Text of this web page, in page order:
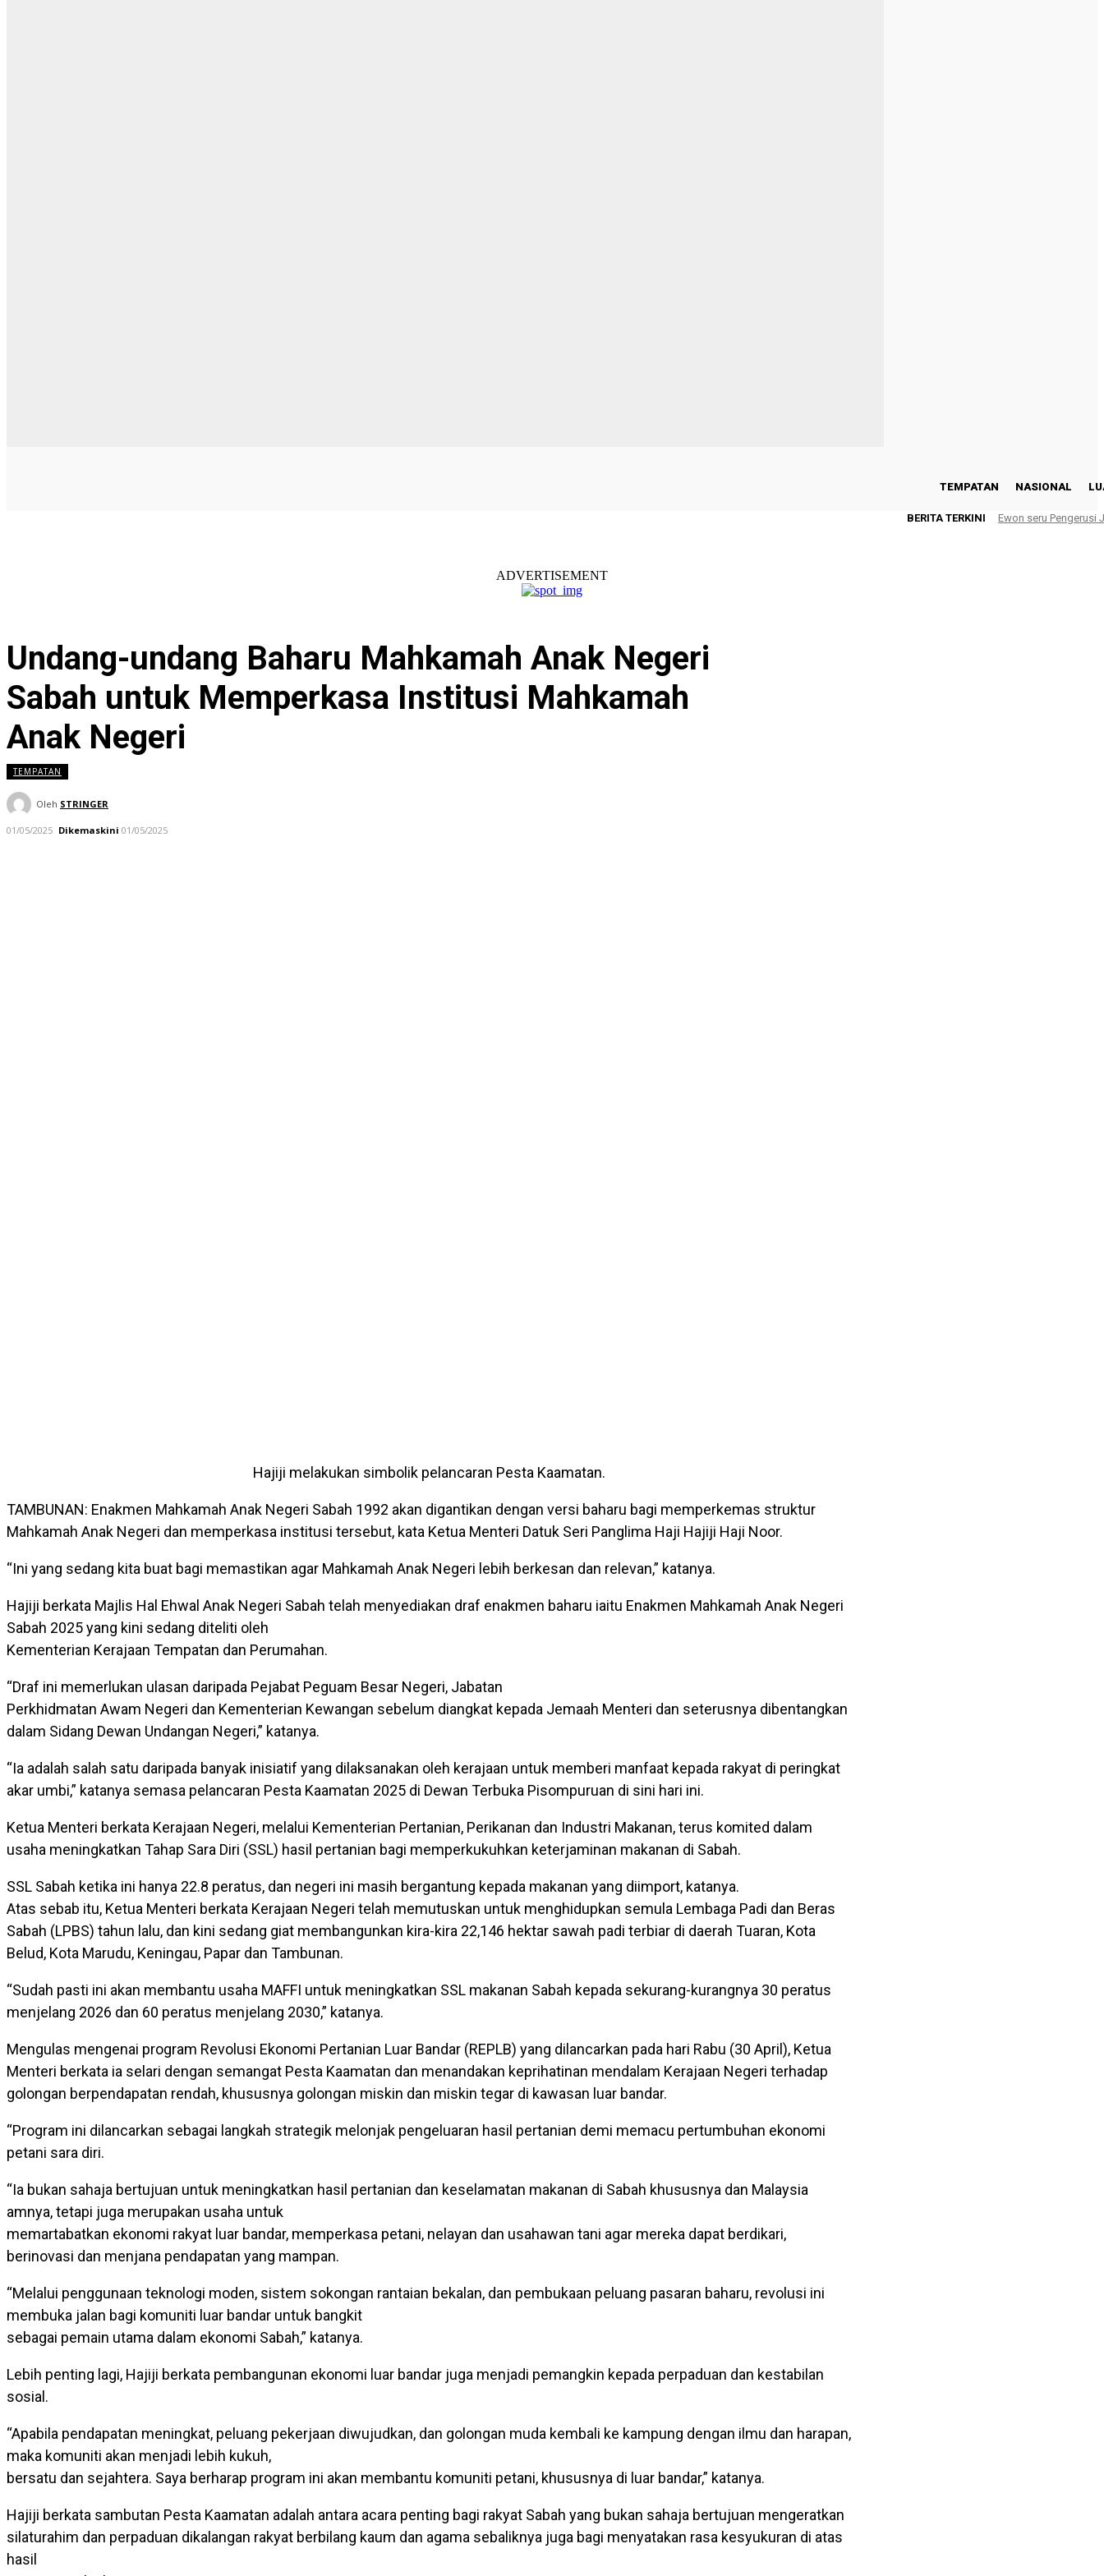
TEMPATAN NASIONAL
BERITA TERKINI Ewon seru Pengerusi
ADVERTISEMENT
Undang-undang Baharu Mahkamah Anak Negeri
Sabah untuk Memperkasa Institusi Mahkamah
Anak Negeri
TEMPATAN
Oleh STRINGER
01/05/2025 Dikemaskini 01/05/2025
Hajiji melakukan simbolik pelancaran Pesta Kaamatan.
TAMBUNAN: Enakmen Mahkamah Anak Negeri Sabah 1992 akan digantikan dengan versi baharu bagi memperkemas struktur
Mahkamah Anak Negeri dan memperkasa institusi tersebut, kata Ketua Menteri Datuk Seri Panglima Haji Hajiji Haji Noor.
“Ini yang sedang kita buat bagi memastikan agar Mahkamah Anak Negeri lebih berkesan dan relevan,” katanya.
Hajiji berkata Majlis Hal Ehwal Anak Negeri Sabah telah menyediakan draf enakmen baharu iaitu Enakmen Mahkamah Anak Negeri
Sabah 2025 yang kini sedang diteliti oleh
Kementerian Kerajaan Tempatan dan Perumahan.
“Draf ini memerlukan ulasan daripada Pejabat Peguam Besar Negeri, Jabatan
Perkhidmatan Awam Negeri dan Kementerian Kewangan sebelum diangkat kepada Jemaah Menteri dan seterusnya dibentangkan
dalam Sidang Dewan Undangan Negeri,” katanya.
“Ia adalah salah satu daripada banyak inisiatif yang dilaksanakan oleh kerajaan untuk memberi manfaat kepada rakyat di peringkat
akar umbi,” katanya semasa pelancaran Pesta Kaamatan 2025 di Dewan Terbuka Pisompuruan di sini hari ini.
Ketua Menteri berkata Kerajaan Negeri, melalui Kementerian Pertanian, Perikanan dan Industri Makanan, terus komited dalam
usaha meningkatkan Tahap Sara Diri (SSL) hasil pertanian bagi memperkukuhkan keterjaminan makanan di Sabah.
SSL Sabah ketika ini hanya 22.8 peratus, dan negeri ini masih bergantung kepada makanan yang diimport, katanya.
Atas sebab itu, Ketua Menteri berkata Kerajaan Negeri telah memutuskan untuk menghidupkan semula Lembaga Padi dan Beras
Sabah (LPBS) tahun lalu, dan kini sedang giat membangunkan kira-kira 22,146 hektar sawah padi terbiar di daerah Tuaran, Kota
Belud, Kota Marudu, Keningau, Papar dan Tambunan.
“Sudah pasti ini akan membantu usaha MAFFI untuk meningkatkan SSL makanan Sabah kepada sekurang-kurangnya 30 peratus
menjelang 2026 dan 60 peratus menjelang 2030,” katanya.
Mengulas mengenai program Revolusi Ekonomi Pertanian Luar Bandar (REPLB) yang dilancarkan pada hari Rabu (30 April), Ketua
Menteri berkata ia selari dengan semangat Pesta Kaamatan dan menandakan keprihatinan mendalam Kerajaan Negeri terhadap
golongan berpendapatan rendah, khususnya golongan miskin dan miskin tegar di kawasan luar bandar.
“Program ini dilancarkan sebagai langkah strategik melonjak pengeluaran hasil pertanian demi memacu pertumbuhan ekonomi
petani sara diri.
“Ia bukan sahaja bertujuan untuk meningkatkan hasil pertanian dan keselamatan makanan di Sabah khususnya dan Malaysia
amnya, tetapi juga merupakan usaha untuk
memartabatkan ekonomi rakyat luar bandar, memperkasa petani, nelayan dan usahawan tani agar mereka dapat berdikari,
berinovasi dan menjana pendapatan yang mampan.
“Melalui penggunaan teknologi moden, sistem sokongan rantaian bekalan, dan pembukaan peluang pasaran baharu, revolusi ini
membuka jalan bagi komuniti luar bandar untuk bangkit
sebagai pemain utama dalam ekonomi Sabah,” katanya.
Lebih penting lagi, Hajiji berkata pembangunan ekonomi luar bandar juga menjadi pemangkin kepada perpaduan dan kestabilan
sosial.
“Apabila pendapatan meningkat, peluang pekerjaan diwujudkan, dan golongan muda kembali ke kampung dengan ilmu dan harapan,
maka komuniti akan menjadi lebih kukuh,
bersatu dan sejahtera. Saya berharap program ini akan membantu komuniti petani, khususnya di luar bandar,” katanya.
Hajiji berkata sambutan Pesta Kaamatan adalah antara acara penting bagi rakyat Sabah yang bukan sahaja bertujuan mengeratkan
silaturahim dan perpaduan dikalangan rakyat berbilang kaum dan agama sebaliknya juga bagi menyatakan rasa kesyukuran di atas
hasil